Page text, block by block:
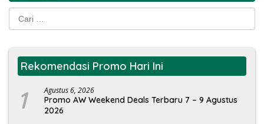
Cari
untuk:
Rekomendasi Promo Hari Ini
1 Agustus 6, 2026
Promo AW Weekend Deals Terbaru 7 – 9 Agustus
2026